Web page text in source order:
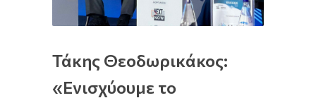
Τάκης Θεοδωρικάκος:
«Ενισχύουμε το